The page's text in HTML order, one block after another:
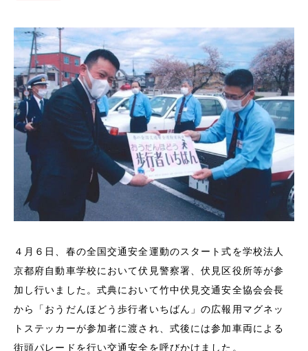
４月６日、春の全国交通安全運動のスタート式を学校法人
京都府自動車学校において伏見警察署、伏見区役所等が参
加し行いました。式典において竹中伏見交通安全協会会長
から「おうだんほどう歩行者いちばん」の広報用マグネッ
トステッカーが参加者に渡され、式後には参加車両による
街頭パレードを行い交通安全を呼びかけました。